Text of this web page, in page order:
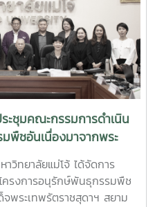
ะชุมคณะกรรมการดำเนิน
พืชอันเนื่องมาจากพระ
ดาฯ สยามบรมราชกุมารี
.) ครั้งที่ 1/2569
วิทยาลัยแม่โจ้ ได้จัดการ
ครงการอนุรักษ์พันธุกรรมพืช
พระเทพรัตราชสุดาฯ สยาม